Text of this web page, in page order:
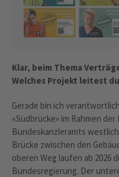
Klar, beim Thema
Welches Projekt leitest
Gerade bin ich
«Südbrücke» im Rahmen
Bundeskanzleramts
Brücke zwischen den
oberen Weg laufen ab 2026
Bundesregierung. Der